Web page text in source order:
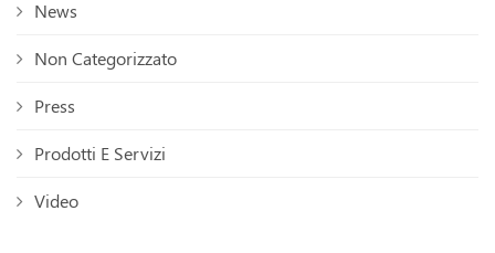
News
Non Categorizzato
Press
Prodotti E Servizi
Video